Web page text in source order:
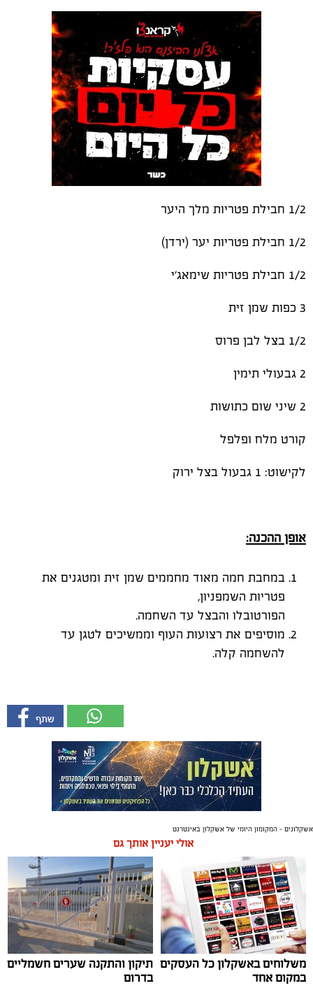
1/2 חבילת פטריות מלך היער
1/2 חבילת פטריות יער (ירדן)
1/2 חבילת פטריות שימאג׳י
3 כפות שמן זית
1/2 בצל לבן פרוס
2 גבעולי תימין
2 שיני שום כתושות
קורט מלח ופלפל
לקישוט: 1 גבעול בצל ירוק
אופן ההכנה:
במחבת חמה מאוד מחממים שמן זית ומטגנים את
פטריות השמפניון,
הפורטובלו והבצל עד השחמה.
מוסיפים את רצועות העוף וממשיכים לטגן עד
להשחמה קלה.
אשקלונים - המקומון היומי של אשקלון באינטרנט
אולי יעניין אותך גם
משלוחים באשקלון כל העסקים
במקום אחד
תיקון והתקנה שערים חשמליים
בדרום